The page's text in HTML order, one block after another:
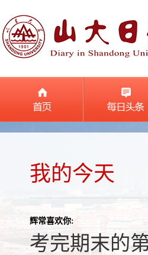
我的今天
辉常喜欢你:
考完期末的